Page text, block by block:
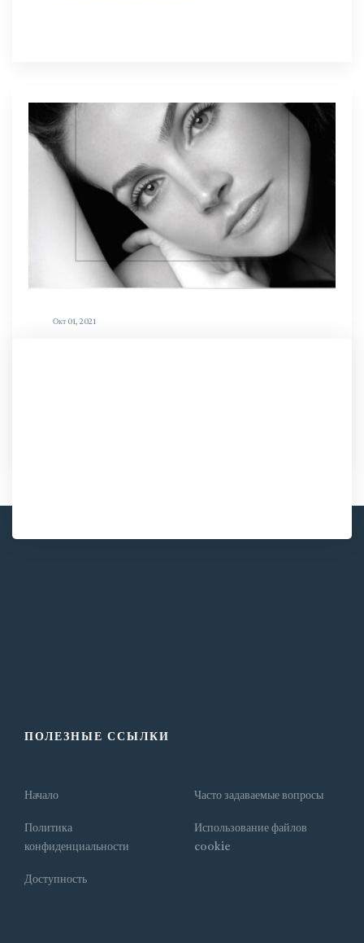
Окт 01, 2021
ПОЛЕЗНЫЕ ССЫЛКИ
Начало Часто задаваемые вопросы
Политика
конфиденциальности
Использование файлов
cookie
Доступность